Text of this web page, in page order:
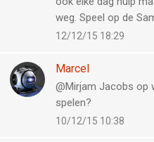
weg. Speel op de
12/12/15 18:29
Marcel
@Mirjam Jacobs op
spelen?
10/12/15 10:38